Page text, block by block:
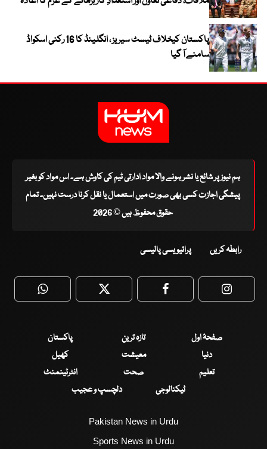
پاکستان کیخلاف ٹیسٹ سیریز ، انگلینڈ کا 16 رکنی اسکواڈ
سامنے آ گیا
ہم نیوز پر شائع یا نشر ہونے والا مواد ادارتی ٹیم کی کاوش ہے۔ اس مواد کو بغیر
پیشگی اجازت کسی بھی صورت میں استعمال یا نقل کرنا درست نہیں۔ تمام
حقوق محفوظ ہیں © 2026
رابطہ کریں پرائیویسی پالیسی
WhatsApp Twitter Facebook
صفحۂ اول تازہ ترین
پاکستان
دنیا
معیشت
کھیل
تعلیم
صحت
انٹرٹینمنٹ
ٹیکنالوجی
دلچسپ و عجیب
Pakistan News in Urdu
Sports News in Urdu